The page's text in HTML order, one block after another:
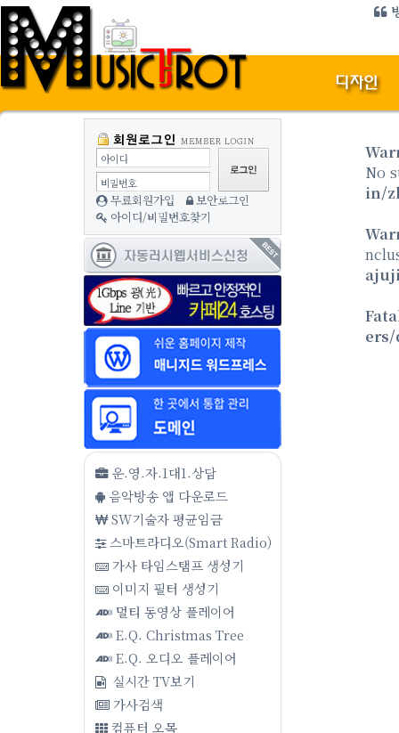
아이디
비밀번호
무료회원가입
보안로그인
아이디/비밀번호찾기
운.영.자.1대1.상담
음악방송 앱 다운로드
SW기술자 평균임금
스마트라디오(Smart Radio)
가사 타임스탬프 생성기
이미지 필터 생성기
멀티 동영상 플레이어
E.Q. Christmas Tree
E.Q. 오디오 플레이어
실시간 TV보기
가사검색
컴퓨터 오목
No
in/